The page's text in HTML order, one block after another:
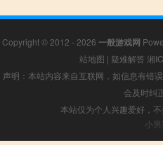
Copyright © 2012 - 2026 一般游戏网
站地图 | 疑难解答 湘
声明：本站内容来自互联网，如信息有错
会及时纠
本站仅为个人兴趣爱好，
小男